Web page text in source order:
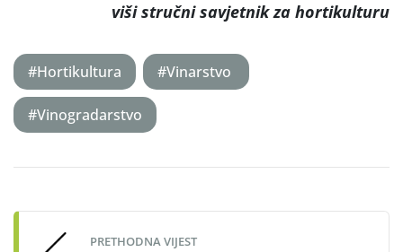
viši stručni savjetnik za hortikulturu
#Hortikultura #Vinarstvo
#Vinogradarstvo
navigation
PRETHODNA VIJEST